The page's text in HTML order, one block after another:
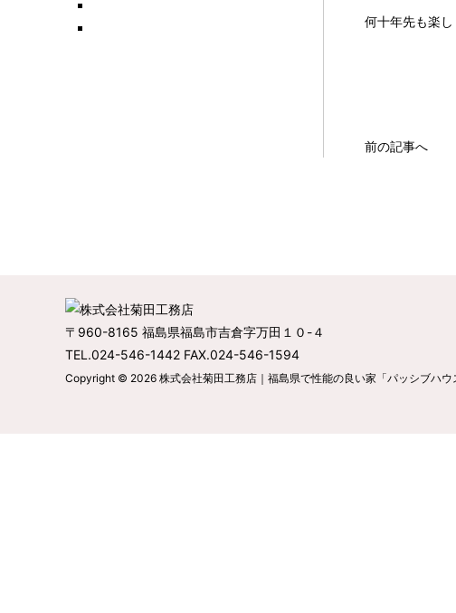
何十年先も楽
前の記事へ
〒960-8165 福島県福島市吉倉字万田１０-４
TEL.024-546-1442 FAX.024-546-1594
Copyright © 2026 株式会社菊田工務店｜福島県で性能の良い家「パッシブハウ